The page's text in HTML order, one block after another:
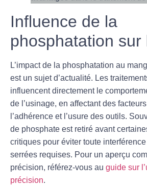
Influence de la
phosphatation sur
L’impact de la phosphatation au
est un sujet d’actualité. Les
influencent directement le
de l’usinage, en affectant des
l’adhérence et l’usure des outils.
de phosphate est retiré avant
critiques pour éviter toute
serrées requises. Pour un aperçu
précision, référez-vous au guide sur
précision.